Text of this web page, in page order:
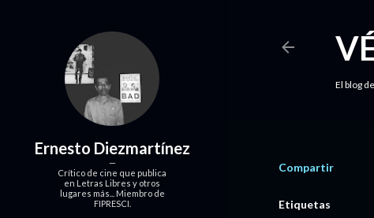
El blog
Compartir
Etiquetas
Ernesto Diezmartínez
Crítico de cine que publica
en Letras Libres y otros
lugares más... Miembro de
FIPRESCI.